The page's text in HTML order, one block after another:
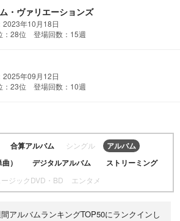
・ヴァリエーションズ
2023年10月18日
：28位 登場回数：15週
2025年09月12日
：23位 登場回数：10週
合算アルバム シングル
アルバム
）
デジタルアルバム ストリーミング
ージックDVD・BD エンタメ
アルバムランキングTOP50にランクインし